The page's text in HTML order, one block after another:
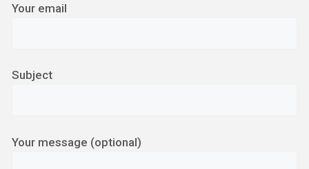
Your email
Subject
Your message (optional)